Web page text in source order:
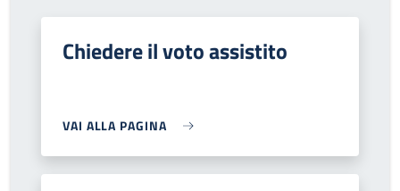
Chiedere il voto assistito
VAI ALLA PAGINA